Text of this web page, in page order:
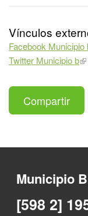
Vínculos
Facebook Municipio
Twitter Municipio b
Compartir
Municipio B
[598 2]